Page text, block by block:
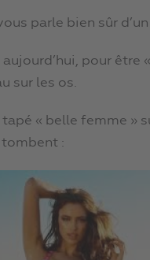
parle bien sûr
aujourd’hui, pour être
sur les os.
tapé « belle femme »
: